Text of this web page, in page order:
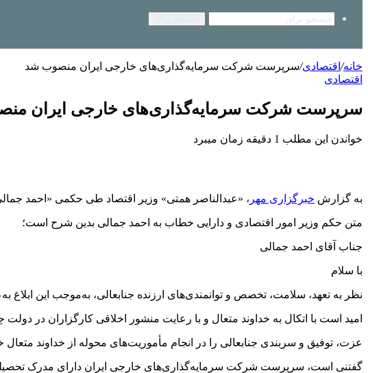
خانه/ اقتصادی/سرپرست شرکت سرمایه‌گذاری‌های خارجی ایران منصوب شد
اقتصادی
سرپرست شرکت سرمایه‌گذاری‌های خارجی ایران
خواندن این مطلب 1 دقیقه زمان میبرد
به گزارش خبرگزاری مهر ، «عبدالناصر همتی» وزیر اقتصاد طی حکمی «احمد
متن حکم وزیر امور اقتصادی و دارایی خطاب به احمد جمالی بدین شرح است؛
جناب آقای احمد جمالی
با سلام
نظر به تعهد، سلامت، تخصص و توانمندی‌های ارزنده جنابعالی، به‌موجب این
امید است با اتکال به خداوند متعال و با رعایت منشور اخلاقی کارگزاران در
عزت، توفیق و سربندی جنابعالی را در انجام مأموریت‌های محوله از خداوند متعال
گفتنی است، سرپرست شرکت سرمایه‌گذاری‌های خارجی ایران دارای مدرک